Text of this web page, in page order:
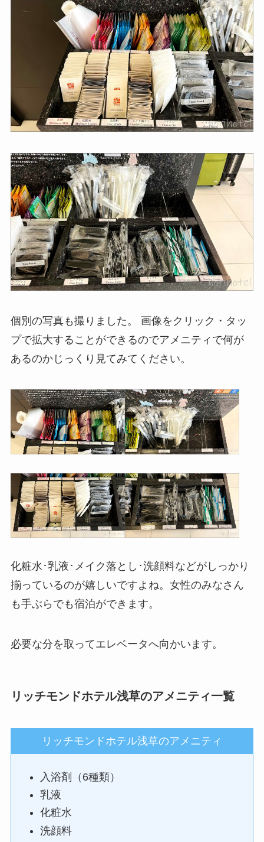
個別の写真も撮りました。 画像をクリック・タッ
プで拡大することができるのでアメニティで何が
あるのかじっくり見てみてください。
化粧水･乳液･メイク落とし･洗顔料などがしっかり
揃っているのが嬉しいですよね。女性のみなさん
も手ぶらでも宿泊ができます。
必要な分を取ってエレベータへ向かいます。
リッチモンドホテル浅草のアメニティ一覧
リッチモンドホテル浅草のアメニティ
入浴剤（6種類）
乳液
化粧水
洗顔料